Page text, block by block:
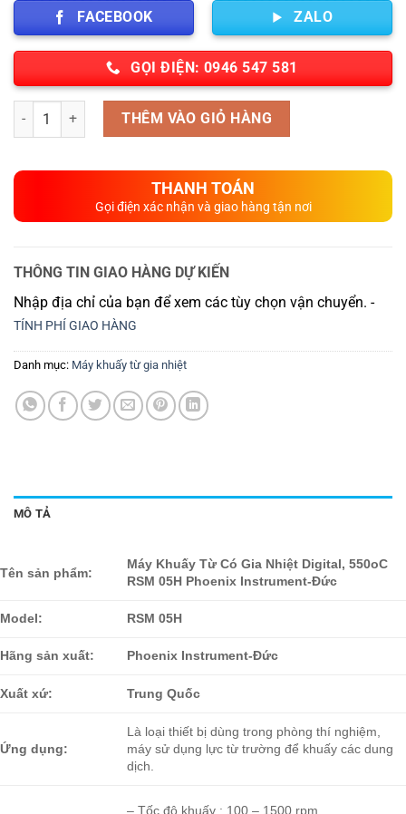
FACEBOOK ZALO
GỌI ĐIỆN: 0946 547 581
Số lượng THÊM VÀO GIỎ HÀNG
THANH TOÁN
Gọi điện xác nhận và giao hàng tận nơi
THÔNG TIN GIAO HÀNG DỰ KIẾN
Nhập địa chỉ của bạn để xem các tùy chọn vận chuyển. -
TÍNH PHÍ GIAO HÀNG
Danh mục: Máy khuấy từ gia nhiệt
MÔ TẢ
Tên sản phẩm:
Máy Khuấy Từ Có Gia Nhiệt Digital, 550oC
RSM 05H Phoenix Instrument-Đức
Model: RSM 05H
Hãng sản xuất: Phoenix Instrument-Đức
Xuất xứ: Trung Quốc
Ứng dụng:
Là loại thiết bị dùng trong phòng thí nghiệm,
máy sử dụng lực từ trường để khuấy các dung
dịch.
– Tốc độ khuấy : 100 – 1500 rpm